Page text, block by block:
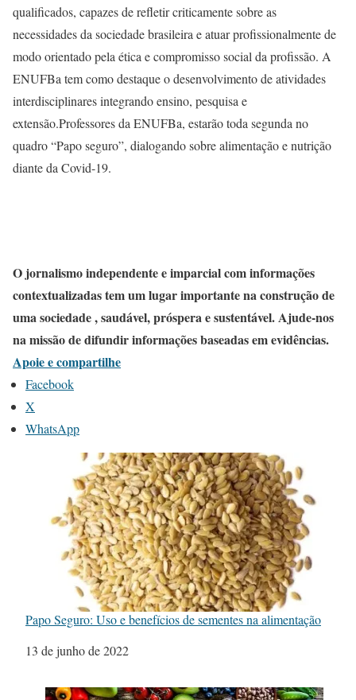
qualificados, capazes de refletir criticamente sobre as
necessidades da sociedade brasileira e atuar profissionalmente de
modo orientado pela ética e compromisso social da profissão. A
ENUFBa tem como destaque o desenvolvimento de atividades
interdisciplinares integrando ensino, pesquisa e
extensão.Professores da ENUFBa, estarão toda segunda no
quadro “Papo seguro”, dialogando sobre alimentação e nutrição
diante da Covid-19.
O jornalismo independente e imparcial com informações
contextualizadas tem um lugar importante na construção de
uma sociedade , saudável, próspera e sustentável. Ajude-nos
na missão de difundir informações baseadas em evidências.
Apoie e compartilhe
Facebook
X
WhatsApp
Papo Seguro: Uso e benefícios de sementes na alimentação
Data
13 de junho de 2022